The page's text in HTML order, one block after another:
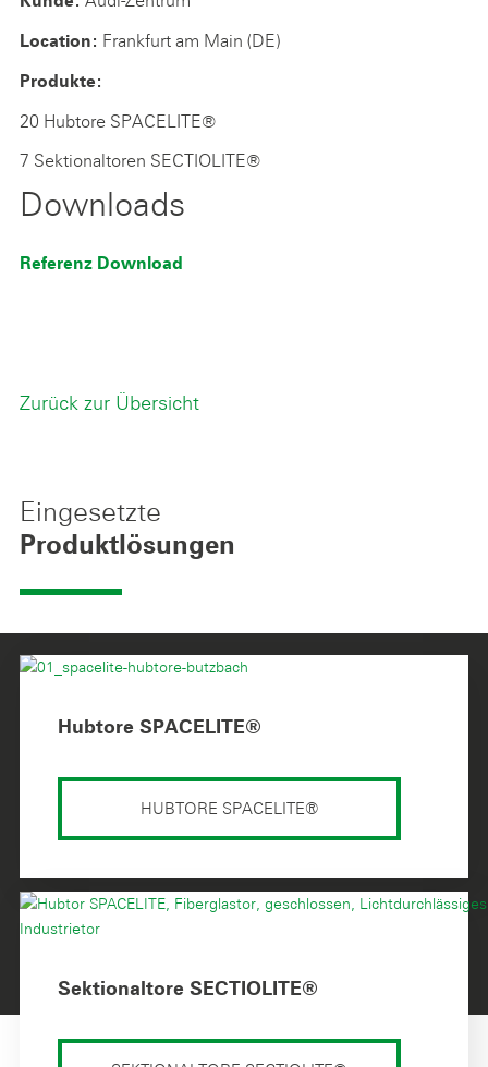
Location: Frankfurt am Main (DE)
Produkte:
20 Hubtore SPACELITE®
7 Sektionaltoren SECTIOLITE®
Downloads
Referenz Download
Zurück zur Übersicht
Eingesetzte
Produktlösungen
Hubtore SPACELITE®
HUBTORE SPACELITE®
Sektionaltore SECTIOLITE®